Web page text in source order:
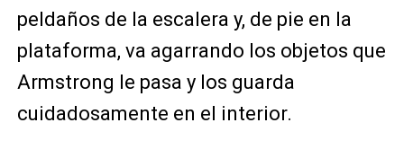
peldaños de la escalera y, de pie en la
plataforma, va agarrando los objetos que
Armstrong le pasa y los guarda
cuidadosamente en el interior.